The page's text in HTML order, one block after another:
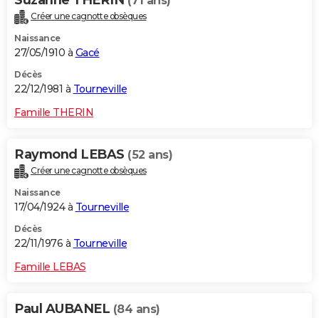
Créer une cagnotte obsèques
Naissance
27/05/1910 à Gacé
Décès
22/12/1981 à Tourneville
Famille THERIN
Raymond LEBAS (52 ans)
Créer une cagnotte obsèques
Naissance
17/04/1924 à Tourneville
Décès
22/11/1976 à Tourneville
Famille LEBAS
Paul AUBANEL (84 ans)